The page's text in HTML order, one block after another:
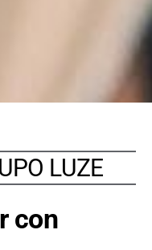
LUZE
con